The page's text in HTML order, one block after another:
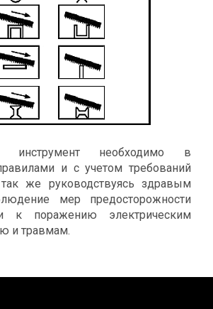
инструмент необходимо в
и с учетом требований
так же руководствуясь здравым
мер предосторожности
к поражению электрическим
и травмам.